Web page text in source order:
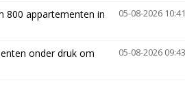
05-08-2026 10:41
800 appartementen in
05-08-2026 09:43
onder druk om